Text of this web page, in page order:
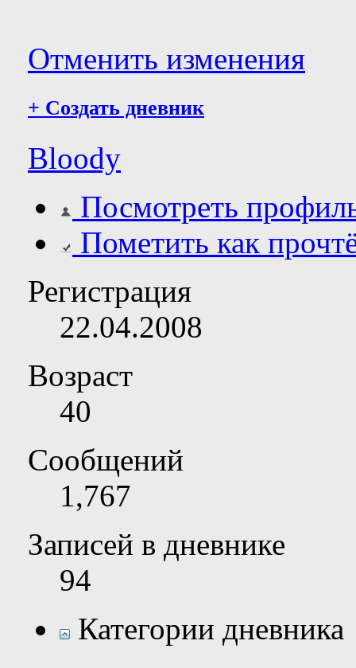
Отменить изменения
+ Создать дневник
Bloody
Посмотреть
Пометить как
Регистрация
22.04.2008
Возраст
40
Сообщений
1,767
Записей в дневнике
94
Категории дневника